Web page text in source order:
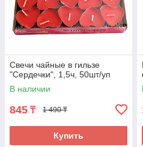
Свечи чайные в гильзе
"Сердечки", 1,5ч, 50шт/уп
В наличии
845 ₸ 1 490 ₸
Купить